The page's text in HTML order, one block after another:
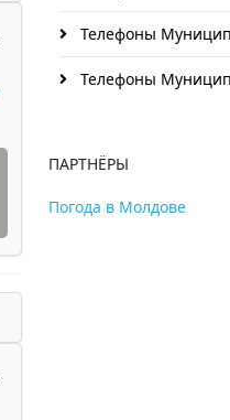
Телефоны
Телефоны
ПАРТНЁРЫ
Погода в Молдове